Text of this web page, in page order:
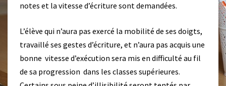
A
I
S
notes et la vitesse d’écriture sont demandées.
L’élève qui n’aura pas exercé la mobilité de ses doigts,
travaillé ses gestes d’écriture, et n’aura pas acquis une
bonne vitesse d’exécution sera mis en difficulté au fil
de sa progression dans les classes supérieures.